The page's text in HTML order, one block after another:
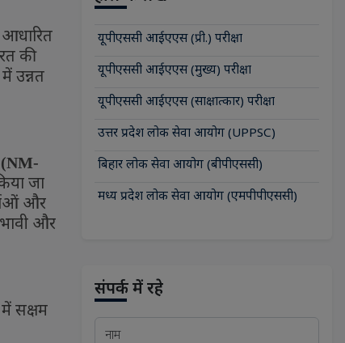
आधारित
की
उन्नत
NM-
जा
और
और
सक्षम
यूपीएससी आईएएस (प्री.) परीक्षा
यूपीएससी आईएएस (मुख्य) परीक्षा
यूपीएससी आईएएस (साक्षात्कार) परीक्षा
उत्तर प्रदेश लोक सेवा आयोग (UPPSC)
बिहार लोक सेवा आयोग (बीपीएससी)
मध्य प्रदेश लोक सेवा आयोग (एमपीपीएससी)
संपर्क में रहे